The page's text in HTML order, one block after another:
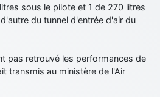
sous le pilote et 1 de 270 litres
du tunnel d'entrée d'air du
pas retrouvé les performances de
transmis au ministère de l'Air